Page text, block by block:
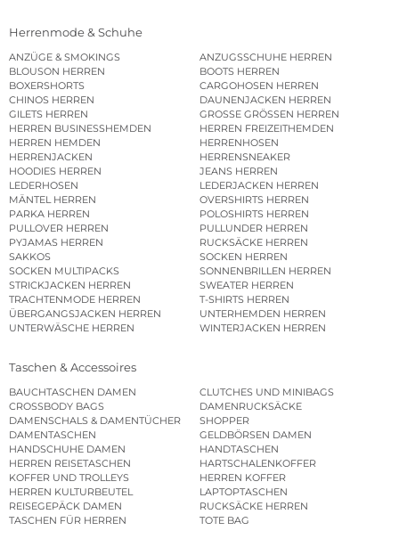
Herrenmode & Schuhe
ANZÜGE & SMOKINGS
ANZUGSSCHUHE HERREN
BLOUSON HERREN
BOOTS HERREN
BOXERSHORTS
CARGOHOSEN HERREN
CHINOS HERREN
DAUNENJACKEN HERREN
GILETS HERREN
GROSSE GRÖSSEN HERREN
HERREN BUSINESSHEMDEN
HERREN FREIZEITHEMDEN
HERREN HEMDEN
HERRENHOSEN
HERRENJACKEN
HERRENSNEAKER
HOODIES HERREN
JEANS HERREN
LEDERHOSEN
LEDERJACKEN HERREN
MÄNTEL HERREN
OVERSHIRTS HERREN
PARKA HERREN
POLOSHIRTS HERREN
PULLOVER HERREN
PULLUNDER HERREN
PYJAMAS HERREN
RUCKSÄCKE HERREN
SAKKOS
SOCKEN HERREN
SOCKEN MULTIPACKS
SONNENBRILLEN HERREN
STRICKJACKEN HERREN
SWEATER HERREN
TRACHTENMODE HERREN
T-SHIRTS HERREN
ÜBERGANGSJACKEN HERREN
UNTERHEMDEN HERREN
UNTERWÄSCHE HERREN
WINTERJACKEN HERREN
Taschen & Accessoires
BAUCHTASCHEN DAMEN
CLUTCHES UND MINIBAGS
CROSSBODY BAGS
DAMENRUCKSÄCKE
DAMENSCHALS & DAMENTÜCHER
SHOPPER
DAMENTASCHEN
GELDBÖRSEN DAMEN
HANDSCHUHE DAMEN
HANDTASCHEN
HERREN REISETASCHEN
HARTSCHALENKOFFER
KOFFER UND TROLLEYS
HERREN KOFFER
HERREN KULTURBEUTEL
LAPTOPTASCHEN
REISEGEPÄCK DAMEN
RUCKSÄCKE HERREN
TASCHEN FÜR HERREN
TOTE BAG